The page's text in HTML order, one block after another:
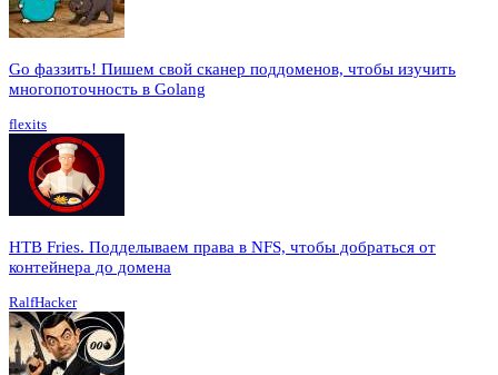
Go фаззить! Пишем свой сканер поддоменов, чтобы изучить
многопоточность в Golang
flexits
HTB Fries. Подделываем права в NFS, чтобы добраться от
контейнера до домена
RalfHacker